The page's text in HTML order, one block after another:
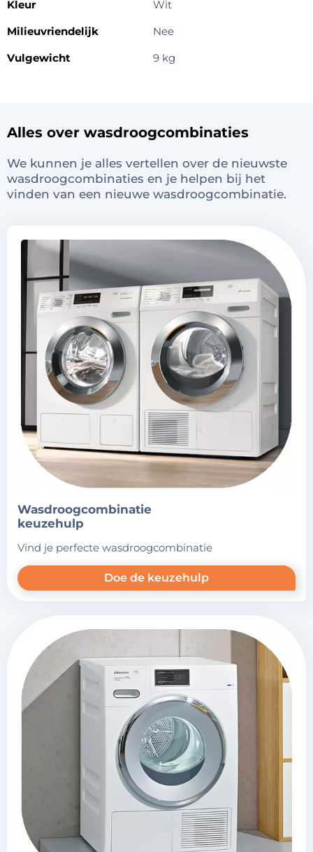
Kleur
Wit
Milieuvriendelijk
Nee
Vulgewicht
9 kg
Alles over wasdroogcombinaties
We kunnen je alles vertellen over de nieuwste
wasdroogcombinaties en je helpen bij het
vinden van een nieuwe wasdroogcombinatie.
wasdroogcombinatie
keuzehulp
vind je perfecte wasdroogcombinatie
Doe de keuzehulp